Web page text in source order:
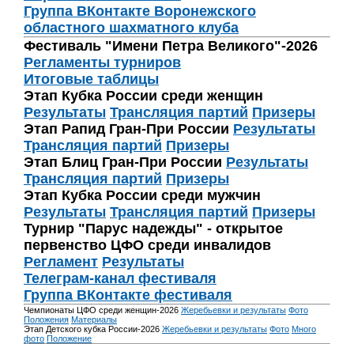
Группа ВКонтакте Воронежского
областного шахматного клуба
Фестиваль "Имени Петра Великого"-2026
Регламенты турниров
Итоговые таблицы
Этап Кубка России среди женщин
Результаты Трансляция партий Призеры
Этап Рапид Гран-При России Результаты
Трансляция партий Призеры
Этап Блиц Гран-При России Результаты
Трансляция партий Призеры
Этап Кубка России среди мужчин
Результаты Трансляция партий Призеры
Турнир "Парус надежды" - открытое
первенство ЦФО среди инвалидов
Регламент Результаты
Телеграм-канал фестиваля
Группа ВКонтакте фестиваля
Чемпионаты ЦФО среди женщин-2026 Жеребьевки и результаты Фото
Положения Материалы
Этап Детского кубка России-2026 Жеребьевки и результаты Фото Много
фото Положение